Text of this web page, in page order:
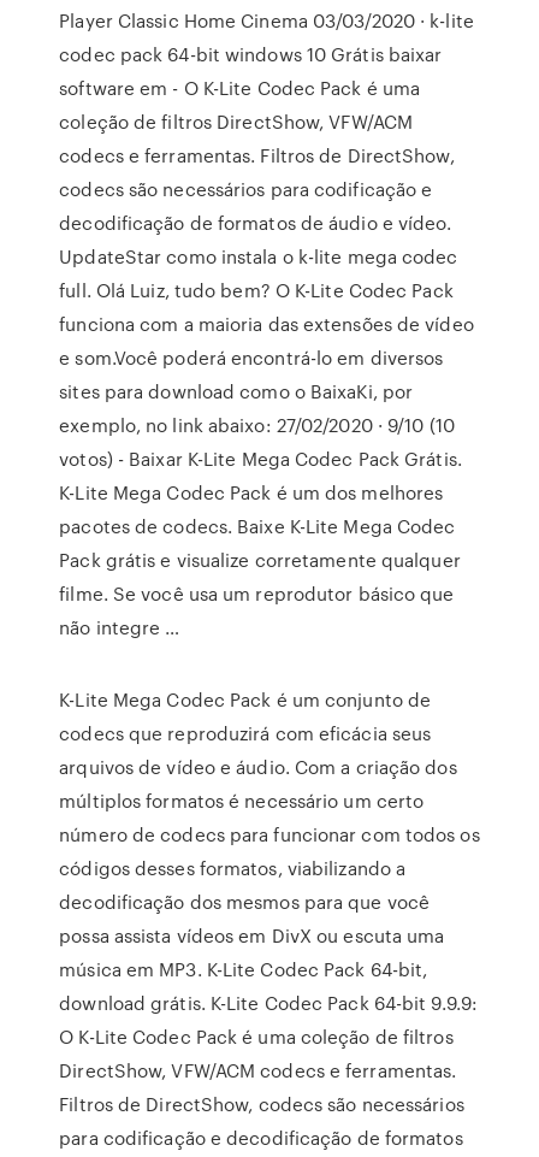
Player Classic Home Cinema 03/03/2020 · k-lite
codec pack 64-bit windows 10 Grátis baixar
software em - O K-Lite Codec Pack é uma
coleção de filtros DirectShow, VFW/ACM
codecs e ferramentas. Filtros de DirectShow,
codecs são necessários para codificação e
decodificação de formatos de áudio e vídeo.
UpdateStar como instala o k-lite mega codec
full. Olá Luiz, tudo bem? O K-Lite Codec Pack
funciona com a maioria das extensões de vídeo
e som.Você poderá encontrá-lo em diversos
sites para download como o BaixaKi, por
exemplo, no link abaixo: 27/02/2020 · 9/10 (10
votos) - Baixar K-Lite Mega Codec Pack Grátis.
K-Lite Mega Codec Pack é um dos melhores
pacotes de codecs. Baixe K-Lite Mega Codec
Pack grátis e visualize corretamente qualquer
filme. Se você usa um reprodutor básico que
não integre …
K-Lite Mega Codec Pack é um conjunto de
codecs que reproduzirá com eficácia seus
arquivos de vídeo e áudio. Com a criação dos
múltiplos formatos é necessário um certo
número de codecs para funcionar com todos os
códigos desses formatos, viabilizando a
decodificação dos mesmos para que você
possa assista vídeos em DivX ou escuta uma
música em MP3. K-Lite Codec Pack 64-bit,
download grátis. K-Lite Codec Pack 64-bit 9.9.9:
O K-Lite Codec Pack é uma coleção de filtros
DirectShow, VFW/ACM codecs e ferramentas.
Filtros de DirectShow, codecs são necessários
para codificação e decodificação de formatos